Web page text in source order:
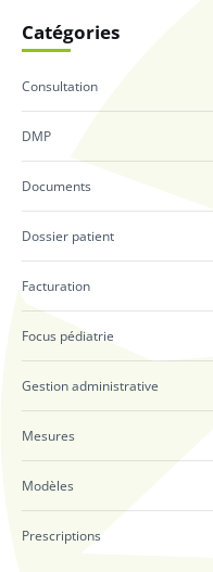
Catégories
Consultation
DMP
Documents
Dossier patient
Facturation
Focus pédiatrie
Gestion administrative
Mesures
Modèles
Prescriptions